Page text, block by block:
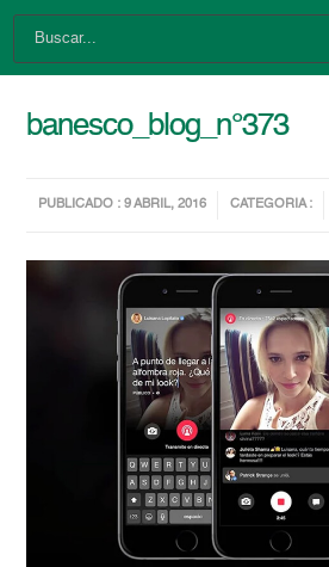
banesco_blog_n°373
PUBLICADO : 9 ABRIL, 2016 CATEGORIA :